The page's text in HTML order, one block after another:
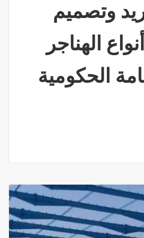
وتصميم
الهناجر
الحكومية